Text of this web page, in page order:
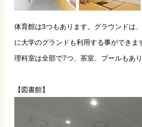
体育館は3つもあります。グラウンドは
に大学のグランドも利用する事ができま
理科室は全部で7つ、茶室、プールもあり
【図書館】